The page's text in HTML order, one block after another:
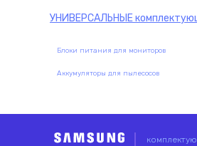
УНИВЕРСАЛЬНЫЕ
Блоки питания для мониторов
Аккумуляторы для пылесосов